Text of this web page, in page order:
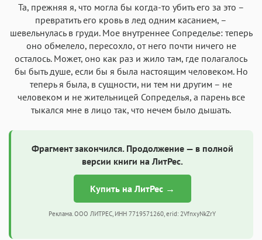
Та, прежняя я, что могла бы когда-то убить его за это –
превратить его кровь в лед одним касанием, –
шевельнулась в груди. Мое внутреннее Сопределье: теперь
оно обмелело, пересохло, от него почти ничего не
осталось. Может, оно как раз и жило там, где полагалось
бы быть душе, если бы я была настоящим человеком. Но
теперь я была, в сущности, ни тем ни другим – не
человеком и не жительницей Сопределья, а парень все
тыкался мне в лицо так, что нечем было дышать.
Фрагмент закончился. Продолжение — в полной
версии книги на ЛитРес.
Купить на ЛитРес →
Реклама. ООО ЛИТРЕС, ИНН 7719571260, erid: 2VfnxyNkZrY